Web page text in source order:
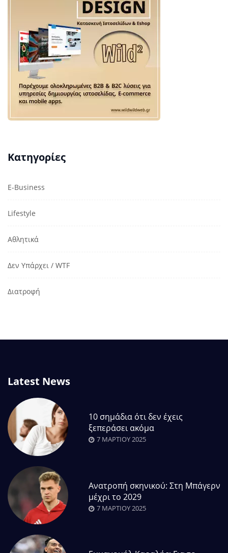
Κατηγορίες
E-Business
Lifestyle
Αθλητικά
Δεν Υπάρχει / WTF
Διατροφή
Latest News
10 σημάδια ότι δεν έχεις
ξεπεράσει ακόμα
7 ΜΑΡΤΊΟΥ 2025
Ανατροπή σκηνικού: Στη Μπάγερν
μέχρι το 2029
7 ΜΑΡΤΊΟΥ 2025